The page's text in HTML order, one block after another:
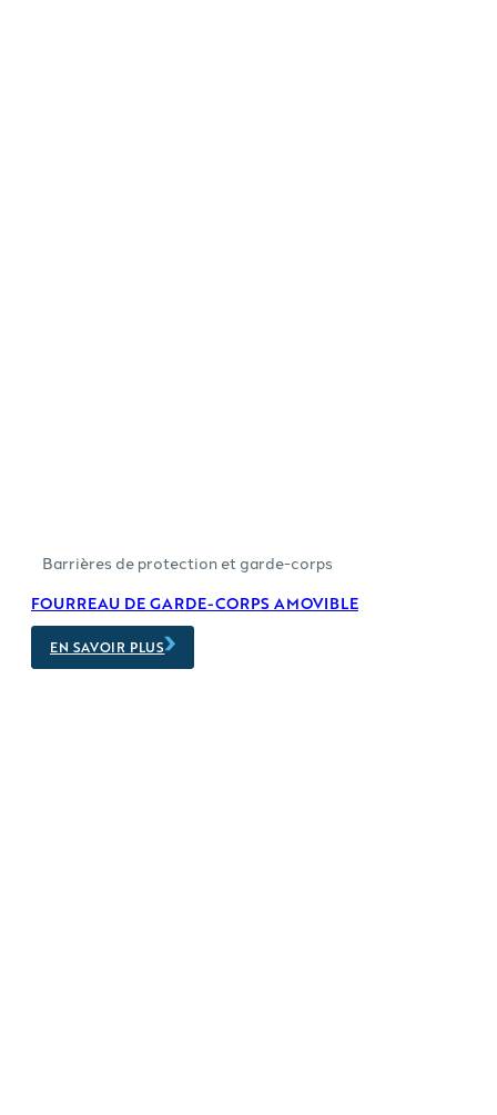
Barrières de protection et garde-corps
FOURREAU DE GARDE-CORPS AMOVIBLE
EN SAVOIR PLUS